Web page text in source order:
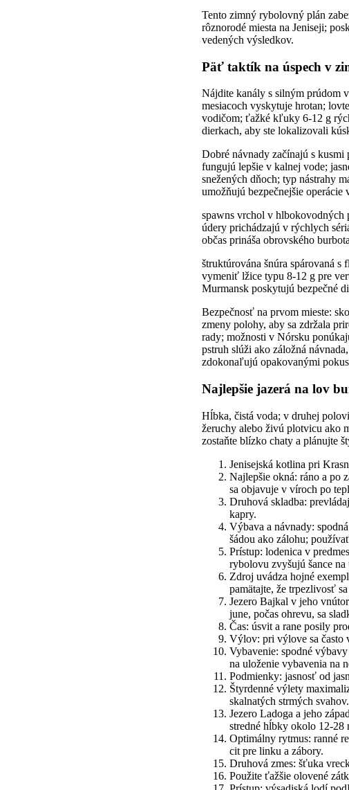
Tento zimný rybolovný plán
rôznorodé miesta na Jeniseji;
vedených výsledkov.
Päť taktík na úspech v
Nájdite kanály s silným prúdom
mesiacoch vyskytuje hrotan;
vodičom; ťažké kľuky 6-12 g
dierkach, aby ste lokalizovali
Dobré návnady začínajú s
fungujú lepšie v kalnej vode;
snežených dňoch; typ nástrahy
umožňujú bezpečnejšie operácie
spawns vrchol v hlbokovodných
údery prichádzajú v rýchlych
občas prináša obrovského
štruktúrována šnúra spárovaná
vymeniť lžice typu 8-12 g pre
Murmansk poskytujú bezpečné
Bezpečnosť na prvom mieste:
zmeny polohy, aby sa zdržala
rady; možnosti v Nórsku
pstruh slúži ako záložná
zdokonaľujú opakovanými
Najlepšie jazerá na lov
Hĺbka, čistá voda; v druhej
žeruchy alebo živú plotvicu ako
zostaňte blízko chaty a plánujte
Jenisejská kotlina pri
Najlepšie okná: ráno a po
sa objavuje v víroch po
Druhová skladba:
kapry.
Výbava a návnady:
šádou ako zálohu;
Prístup: lodenica v
rybolovu zvyšujú šance na
Zdroj uvádza hojné
pamätajte, že trpezlivosť
Jezero Bajkal v jeho
june, počas ohrevu, sa
Čas: úsvit a rane posily
Výlov: pri výlove sa často
Vybavenie: spodné
na uloženie vybavenia na
Podmienky: jasnosť od
Štyrdenné výlety
skalnatých strmých svahov.
Jezero Ladoga a jeho
stredné hĺbky okolo 12-28
Optimálny rytmus: ranné
cit pre linku a zábory.
Druhová zmes: šťuka
Použite ťažšie olovené